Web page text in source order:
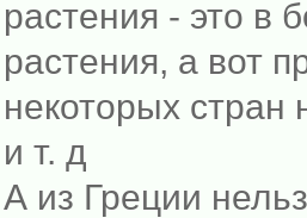
растения - это в
растения, а вот
некоторых стран
и т. д
А из Греции